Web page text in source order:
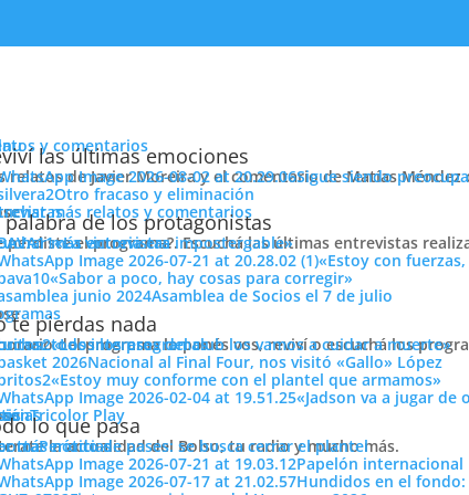
y comentarios
las últimas emociones
relatos de Javier Moreira y el comentario de Matías
Sigue siendo
Otro fracaso y eliminación
más relatos y comentarios
palabra de los protagonistas
perdiste el programa?. Escuchá las últimas entrevistas
más entrevistas
«La victoria era impostergable»
«Estoy con
«Sabor a poco, hay cosas para corregir»
Asamblea de Socios el 7 de julio
te pierdas nada
del programa lo ponés vos, reviví o escuchá los
todos los programas
«Los intereses del club los vamos a cuidar a muerte»
Nacional al Final Four, nos visitó «Gallo» López
«Estoy muy conforme con el plantel que armamos»
«Jadson va a jugar de
Play
lo que pasa
la actualidad del Bolso, tu radio y mucho más.
más noticias
Período de pases: se busca cerrar el plantel
Papelón internacional
Hundidos en el fondo:
error»
DE CONCENTRACIÓN»